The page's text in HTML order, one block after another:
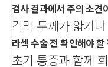
검사 결과에서 주의 소견
각막 두께가 얇거
라섹 수술 전 확인해야 할
초기 통증과 함께